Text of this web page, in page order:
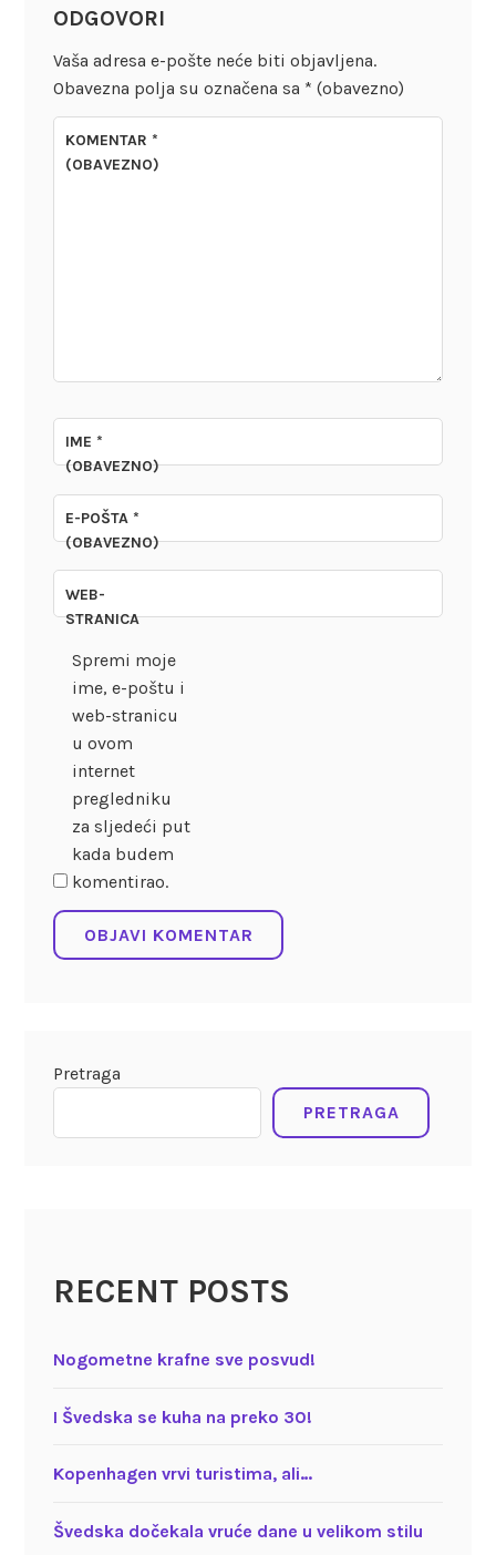
ODGOVORI
Vaša adresa e-pošte neće biti objavljena.
Obavezna polja su označena sa * (obavezno)
KOMENTAR*
(OBAVEZNO)
IME*
(OBAVEZNO)
E-POŠTA*
(OBAVEZNO)
WEB-
STRANICA
Spremi moje
ime, e-poštu i
web-stranicu
u ovom
internet
pregledniku
za sljedeći put
kada budem
komentirao.
Pretraga
PRETRAGA
RECENT POSTS
Nogometne krafne sve posvud!
I Švedska se kuha na preko 30!
Kopenhagen vrvi turistima, ali…
Švedska dočekala vruće dane u velikom stilu